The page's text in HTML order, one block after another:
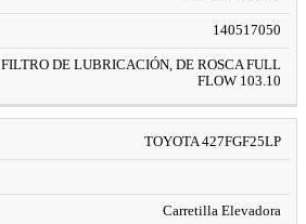
140517050
FILTRO DE LUBRICACIÓN, DE ROSCA FULL
FLOW 103.10
TOYOTA 427FGF25LP
Carretilla Elevadora